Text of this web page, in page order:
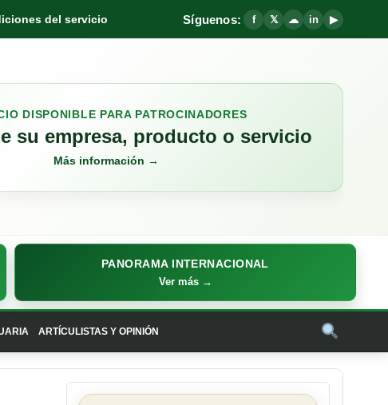
del servicio Síguenos: f 𝕏 ☁ in ▶
DISPONIBLE PARA PATROCINADORES
su empresa, producto o servicio
Más información →
PANORAMA INTERNACIONAL
Ver más →
ARTÍCULISTAS Y OPINIÓN